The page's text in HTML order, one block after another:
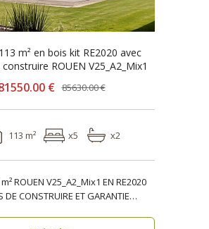
m² en bois kit RE2020 avec
ROUEN V25_A2_Mix1
€ 85630.00 €
113 m² x5 x2
ROUEN V25_A2_Mix1 EN RE2020
DE CONSTRUIRE ET GARANTIE